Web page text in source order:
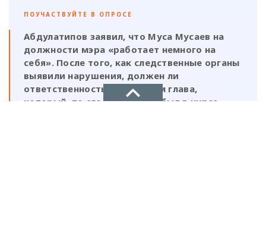
ПОУЧАСТВУЙТЕ В ОПРОСЕ
Абдулатипов заявил, что Муса Мусаев на
должности мэра «работает немного на
себя». После того, как следственные органы
выявили нарушения, должен ли
ответственность нести и сам глава,
который, по его же словам, был в курсе